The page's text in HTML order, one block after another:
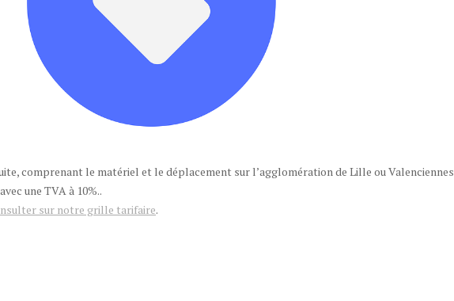
comprenant le matériel et le déplacement sur l’agglomération de Lille ou Valenciennes
une TVA à 10%..
sur notre grille tarifaire.